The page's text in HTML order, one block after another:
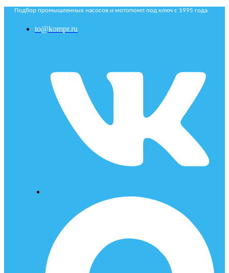
Подбор промышленных насосов и мотопомп под ключ с 1995 года
to@kompr.ru